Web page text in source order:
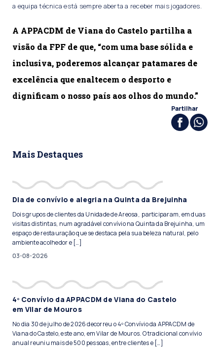
a equipa técnica está sempre aberta a receber mais jogadores.
A APPACDM de Viana do Castelo partilha a
visão da FPF de que, “com uma base sólida e
inclusiva, poderemos alcançar patamares de
excelência que enaltecem o desporto e
dignificam o nosso país aos olhos do mundo.”
Partilhar
Mais Destaques
Dia de convívio e alegria na Quinta da Brejuinha
Dois grupos de clientes da Unidade de Areosa, participaram, em duas
visitas distintas, num agradável convívio na Quinta da Brejuinha, um
espaço de restauração que se destaca pela sua beleza natural, pelo
ambiente acolhedor e […]
03-08-2026
4º Convívio da APPACDM de Viana do Castelo
em Vilar de Mouros
No dia 30 de julho de 2026 decorreu o 4º Convívio da APPACDM de
Viana do Castelo, este ano, em Vilar de Mouros. O tradicional convívio
anual reuniu mais de 500 pessoas, entre clientes e […]